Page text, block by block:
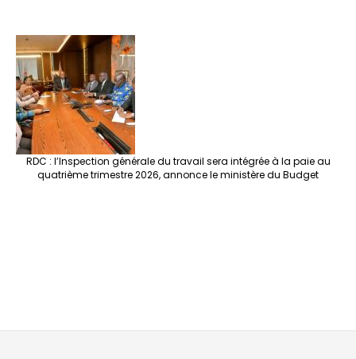
RDC : l’Inspection générale du travail sera intégrée à la paie au
quatrième trimestre 2026, annonce le ministère du Budget